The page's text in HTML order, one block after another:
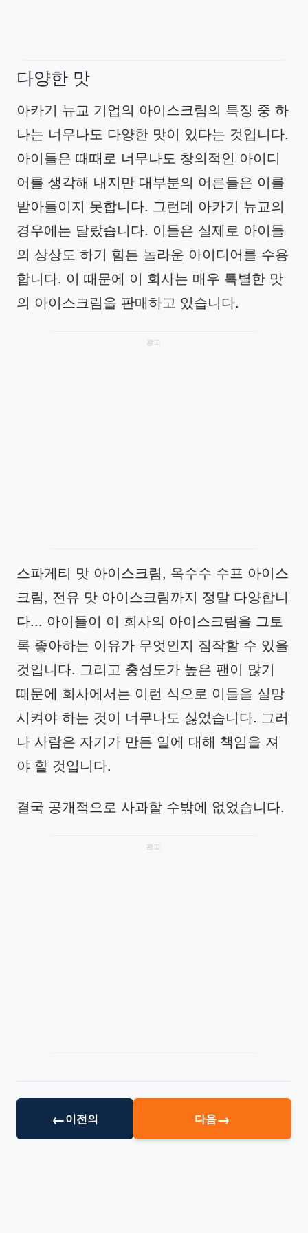
다양한 맛
아카기 뉴교 기업의 아이스크림의 특징 중 하
나는 너무나도 다양한 맛이 있다는 것입니다.
아이들은 때때로 너무나도 창의적인 아이디
어를 생각해 내지만 대부분의 어른들은 이를
받아들이지 못합니다. 그런데 아카기 뉴교의
경우에는 달랐습니다. 이들은 실제로 아이들
의 상상도 하기 힘든 놀라운 아이디어를 수용
합니다. 이 때문에 이 회사는 매우 특별한 맛
의 아이스크림을 판매하고 있습니다.
광고
스파게티 맛 아이스크림, 옥수수 수프 아이스
크림, 전유 맛 아이스크림까지 정말 다양합니
다... 아이들이 이 회사의 아이스크림을 그토
록 좋아하는 이유가 무엇인지 짐작할 수 있을
것입니다. 그리고 충성도가 높은 팬이 많기
때문에 회사에서는 이런 식으로 이들을 실망
시켜야 하는 것이 너무나도 싫었습니다. 그러
나 사람은 자기가 만든 일에 대해 책임을 져
야 할 것입니다.
결국 공개적으로 사과할 수밖에 없었습니다.
광고
←이전의 다음→